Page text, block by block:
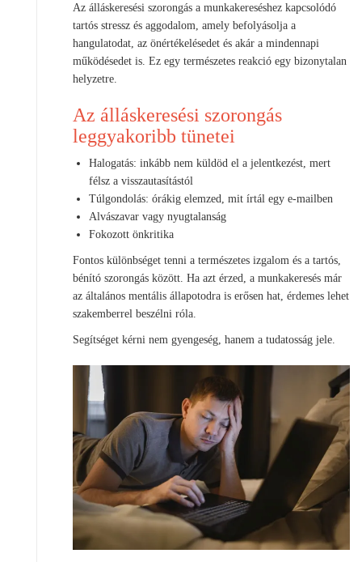
Az álláskeresési szorongás a munkakereséshez kapcsolódó
tartós stressz és aggodalom, amely befolyásolja a
hangulatodat, az önértékelésedet és akár a mindennapi
működésedet is. Ez egy természetes reakció egy bizonytalan
helyzetre.
Az álláskeresési szorongás
leggyakoribb tünetei
Halogatás: inkább nem küldöd el a jelentkezést, mert
félsz a visszautasítástól
Túlgondolás: órákig elemzed, mit írtál egy e-mailben
Alvászavar vagy nyugtalanság
Fokozott önkritika
Fontos különbséget tenni a természetes izgalom és a tartós,
bénító szorongás között. Ha azt érzed, a munkakeresés már
az általános mentális állapotodra is erősen hat, érdemes lehet
szakemberrel beszélni róla.
Segítséget kérni nem gyengeség, hanem a tudatosság jele.